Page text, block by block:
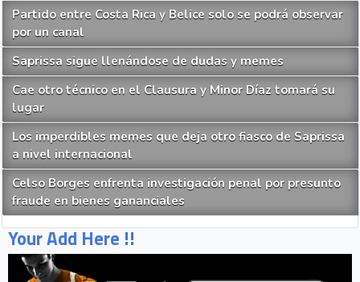
Partido entre Costa Rica y Belice solo se podrá observar
por un canal
Saprissa sigue llenándose de dudas y memes
Cae otro técnico en el Clausura y Minor Díaz tomará su
lugar
Los imperdibles memes que deja otro fiasco de Saprissa
a nivel internacional
Celso Borges enfrenta investigación penal por presunto
fraude en bienes gananciales
Your Add Here !!